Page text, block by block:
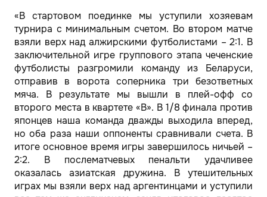
«В стартовом поединке мы уступили хозяевам
турнира с минимальным счетом. Во втором матче
взяли верх над алжирскими футболистами – 2:1. В
заключительной игре группового этапа чеченские
футболисты разгромили команду из Беларуси,
отправив в ворота соперника три безответных
мяча. В результате мы вышли в плей-офф со
второго места в квартете «В». В 1/8 финала против
японцев наша команда дважды выходила вперед,
но оба раза наши оппоненты сравнивали счета. В
итоге основное время игры завершилось ничьей –
2:2. В послематчевых пенальти удачливее
оказалась азиатская дружина. В утешительных
играх мы взяли верх над аргентинцами и уступили